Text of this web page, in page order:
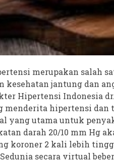
merupakan salah
kesehatan jantung dan
Hipertensi Indonesia
menderita hipertensi
yang utama untuk
darah 20/10 mm Hg
koroner 2 kali lebih
secara virtual